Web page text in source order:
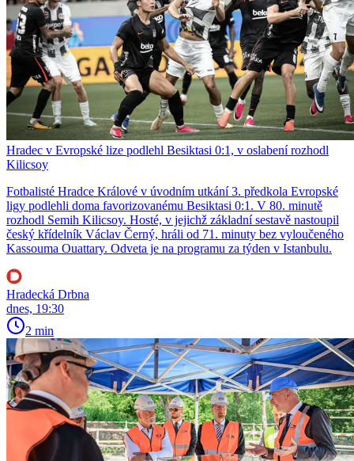
Hradec v Evropské lize podlehl Besiktasi 0:1, v oslabení rozhodl
Kilicsoy
Fotbalisté Hradce Králové v úvodním utkání 3. předkola Evropské
ligy podlehli doma favorizovanému Besiktasi 0:1. V 80. minutě
rozhodl Semih Kilicsoy. Hosté, v jejichž základní sestavě nastoupil
český křídelník Václav Černý, hráli od 71. minuty bez vyloučeného
Kassouma Ouattary. Odveta je na programu za týden v Istanbulu.
Hradecká Drbna
dnes, 19:30
2 min